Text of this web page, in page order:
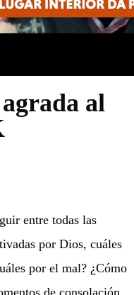
al
entre todas las
por Dios, cuáles
por el mal? ¿Cómo
de consolación